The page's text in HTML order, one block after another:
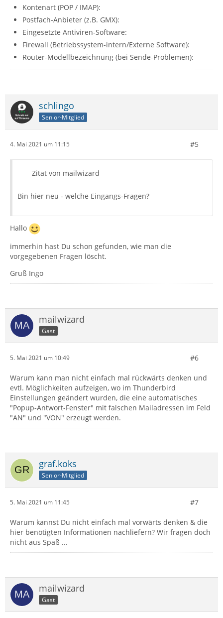
Kontenart (POP / IMAP):
Postfach-Anbieter (z.B. GMX):
Eingesetzte Antiviren-Software:
Firewall (Betriebssystem-intern/Externe Software):
Router-Modellbezeichnung (bei Sende-Problemen):
schlingo
Senior-Mitglied
4. Mai 2021 um 11:15 #5
Zitat von mailwizard
Bin hier neu - welche Eingangs-Fragen?
Hallo
immerhin hast Du schon gefunden, wie man die
vorgegebenen Fragen löscht.
Gruß Ingo
mailwizard
Gast
5. Mai 2021 um 10:49 #6
Warum kann man nicht einfach mal rückwärts denken und
evtl. Möglichkeiten aufzeigen, wo im Thunderbird
Einstellungen geändert wurden, die eine automatisches
"Popup-Antwort-Fenster" mit falschen Mailadressen im Feld
"AN" und "VON" erzeugt werden.
graf.koks
Senior-Mitglied
5. Mai 2021 um 11:45 #7
Warum kannst Du nicht einfach mal vorwärts denken & die
hier benötigten Informationen nachliefern? Wir fragen doch
nicht aus Spaß ...
mailwizard
Gast